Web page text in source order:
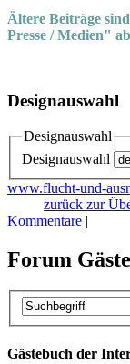
Ältere Beiträge
Presse / Medien"
Designauswahl
Designauswahl
Designauswahl
www.flucht-und-
zurück zur
Kommentare |
Forum
Gästebuch der